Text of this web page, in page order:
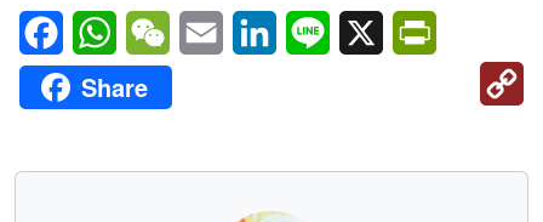
FacebookWhatsAppWeChatEmail LinkedInLine X
Share